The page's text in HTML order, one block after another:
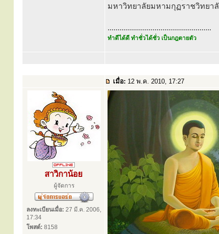
มหาวิทยาลัยมหามกุฏราชวิทยา
.....................................................
ทำดีได้ดี ทำชั่วได้ชั่ว เป็นกฎตายตัว
เมื่อ: 12 พ.ค. 2010, 17:27
สาวิกาน้อย
ผู้จัดการ
ลงทะเบียนเมื่อ: 27 มี.ค. 2006,
17:34
โพสต์: 8158